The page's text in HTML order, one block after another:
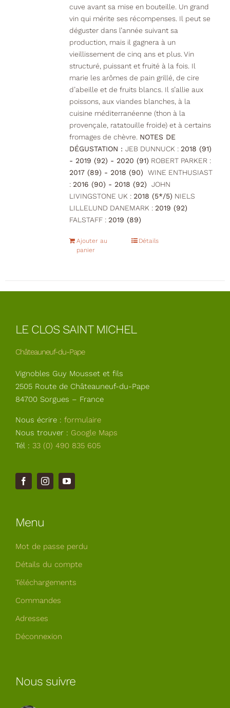
cuve avant sa mise en bouteille. Un grand
vin qui mérite ses récompenses. Il peut se
déguster dans l’année suivant sa
production, mais il gagnera à un
vieillissement de cinq ans et plus. Vin
structuré, puissant et fruité à la fois. Il
marie les arômes de pain grillé, de cire
d’abeille et de fruits blancs. Il s’allie aux
poissons, aux viandes blanches, à la
cuisine méditerranéenne (thon à la
provençale, ratatouille froide) et à certains
fromages de chèvre. NOTES DE
DÉGUSTATION : JEB DUNNUCK : 2018 (91)
- 2019 (92) - 2020 (91) ROBERT PARKER :
2017 (89) - 2018 (90)
WINE ENTHUSIAST
: 2016 (90) - 2018 (92)
JOHN
LIVINGSTONE UK : 2018 (5*/5) NIELS
LILLELUND DANEMARK : 2019 (92)
FALSTAFF : 2019 (89)
Ajouter au
panier
Détails
LE CLOS SAINT MICHEL
Châteauneuf-du-Pape
Vignobles Guy Mousset et fils
2505 Route de Châteauneuf-du-Pape
84700 Sorgues – France
Nous écrire : formulaire
Nous trouver : Google Maps
Tél : 33 (0) 490 835 605
Menu
Mot de passe perdu
Détails du compte
Téléchargements
Commandes
Adresses
Déconnexion
Nous suivre